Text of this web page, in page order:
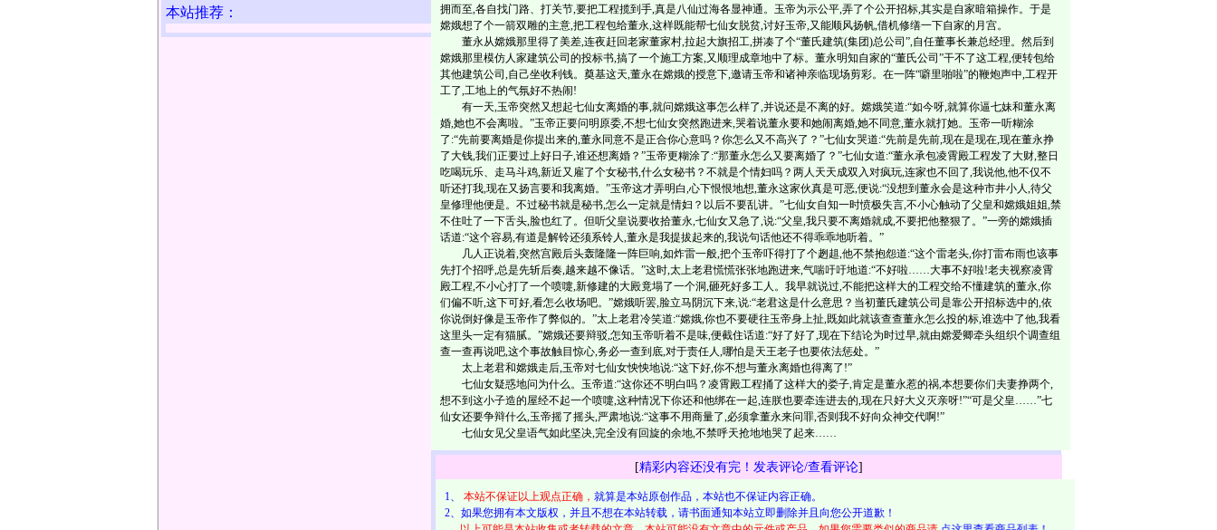
本站推荐：
拥而至,各自找门路、打关节,要把工程揽到手,真是八仙过海各显神通。玉帝为示公平,弄了个公开招标,其实是自家暗箱操作。于是
嫦娥想了个一箭双雕的主意,把工程包给董永,这样既能帮七仙女脱贫,讨好玉帝,又能顺风扬帆,借机修缮一下自家的月宫。
董永从嫦娥那里得了美差,连夜赶回老家董家村,拉起大旗招工,拼凑了个“董氏建筑(集团)总公司”,自任董事长兼总经理。然后到
嫦娥那里模仿人家建筑公司的投标书,搞了一个施工方案,又顺理成章地中了标。董永明知自家的“董氏公司”干不了这工程,便转包给
其他建筑公司,自己坐收利钱。奠基这天,董永在嫦娥的授意下,邀请玉帝和诸神亲临现场剪彩。在一阵“噼里啪啦”的鞭炮声中,工程开
工了,工地上的气氛好不热闹!
有一天,玉帝突然又想起七仙女离婚的事,就问嫦娥这事怎么样了,并说还是不离的好。嫦娥笑道:“如今呀,就算你逼七妹和董永离
婚,她也不会离啦。”玉帝正要问明原委,不想七仙女突然跑进来,哭着说董永要和她闹离婚,她不同意,董永就打她。玉帝一听糊涂
了:“先前要离婚是你提出来的,董永同意不是正合你心意吗？你怎么又不高兴了？”七仙女哭道:“先前是先前,现在是现在,现在董永挣
了大钱,我们正要过上好日子,谁还想离婚？”玉帝更糊涂了:“那董永怎么又要离婚了？”七仙女道:“董永承包凌霄殿工程发了大财,整日
吃喝玩乐、走马斗鸡,新近又雇了个女秘书,什么女秘书？不就是个情妇吗？两人天天成双入对疯玩,连家也不回了,我说他,他不仅不
听还打我,现在又扬言要和我离婚。”玉帝这才弄明白,心下恨恨地想,董永这家伙真是可恶,便说:“没想到董永会是这种市井小人,待父
皇修理他便是。不过秘书就是秘书,怎么一定就是情妇？以后不要乱讲。”七仙女自知一时愤极失言,不小心触动了父皇和嫦娥姐姐,禁
不住吐了一下舌头,脸也红了。但听父皇说要收拾董永,七仙女又急了,说:“父皇,我只要不离婚就成,不要把他整狠了。”一旁的嫦娥插
话道:“这个容易,有道是解铃还须系铃人,董永是我提拔起来的,我说句话他还不得乖乖地听着。”
几人正说着,突然宫殿后头轰隆隆一阵巨响,如炸雷一般,把个玉帝吓得打了个趔趄,他不禁抱怨道:“这个雷老头,你打雷布雨也该事
先打个招呼,总是先斩后奏,越来越不像话。”这时,太上老君慌慌张张地跑进来,气喘吁吁地道:“不好啦……大事不好啦!老夫视察凌霄
殿工程,不小心打了一个喷嚏,新修建的大殿竟塌了一个洞,砸死好多工人。我早就说过,不能把这样大的工程交给不懂建筑的董永,你
们偏不听,这下可好,看怎么收场吧。”嫦娥听罢,脸立马阴沉下来,说:“老君这是什么意思？当初董氏建筑公司是靠公开招标选中的,依
你说倒好像是玉帝作了弊似的。”太上老君冷笑道:“嫦娥,你也不要硬往玉帝身上扯,既如此就该查查董永怎么投的标,谁选中了他,我看
这里头一定有猫腻。”嫦娥还要辩驳,怎知玉帝听着不是味,便截住话道:“好了好了,现在下结论为时过早,就由嫦爱卿牵头组织个调查组
查一查再说吧,这个事故触目惊心,务必一查到底,对于责任人,哪怕是天王老子也要依法惩处。”
太上老君和嫦娥走后,玉帝对七仙女怏怏地说:“这下好,你不想与董永离婚也得离了!”
七仙女疑惑地问为什么。玉帝道:“这你还不明白吗？凌霄殿工程捅了这样大的娄子,肯定是董永惹的祸,本想要你们夫妻挣两个,
想不到这小子造的屋经不起一个喷嚏,这种情况下你还和他绑在一起,连朕也要牵连进去的,现在只好大义灭亲呀!”“可是父皇……”七
仙女还要争辩什么,玉帝摇了摇头,严肃地说:“这事不用商量了,必须拿董永来问罪,否则我不好向众神交代啊!”
七仙女见父皇语气如此坚决,完全没有回旋的余地,不禁呼天抢地地哭了起来……
[精彩内容还没有完！发表评论/查看评论]
1、 本站不保证以上观点正确， 就算是本站原创作品，本站也不保证内容正确。
2、如果您拥有本文版权，并且不想在本站转载，请书面通知本站立即删除并且向您公开道歉！